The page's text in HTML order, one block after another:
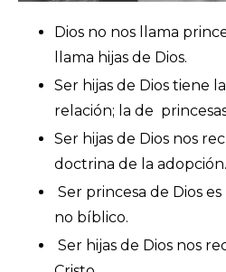
Dios no nos llama
llama hijas de Dios.
Ser hijas de Dios tiene
relación; la de
Ser hijas de Dios nos
doctrina de la adopción.
Ser princesa de Dios
no bíblico.
Ser hijas de Dios nos